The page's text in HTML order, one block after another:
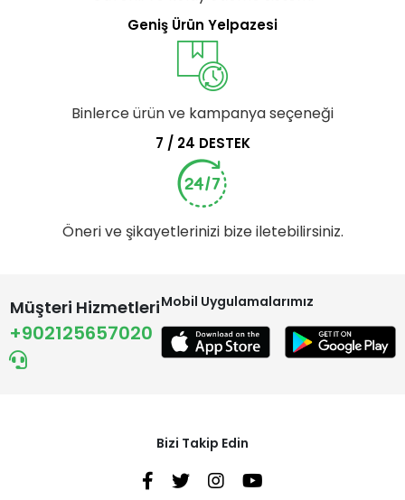
Geniş Ürün Yelpazesi
Binlerce ürün ve kampanya seçeneği
7 / 24 DESTEK
Öneri ve şikayetlerinizi bize iletebilirsiniz.
Müşteri Hizmetleri
+902125657020
Mobil Uygulamalarımız
Bizi Takip Edin